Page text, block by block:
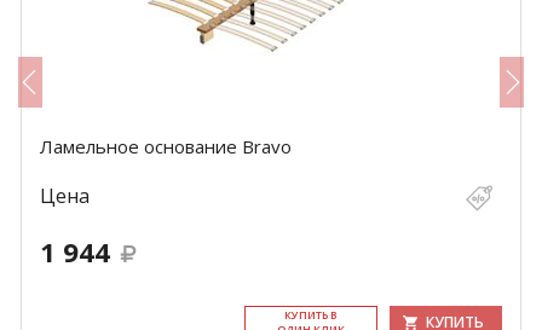
Ламельное основание Bravo
Цена
1 944
КУ­ПИТЬ В
КУПИТЬ